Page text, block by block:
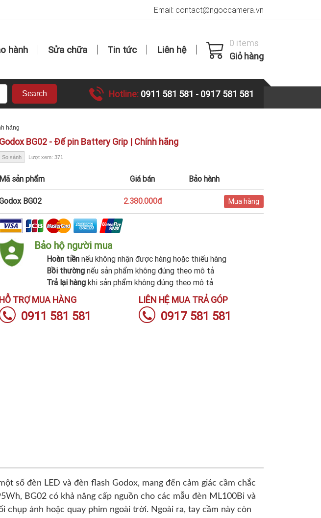
Email: contact@ngoccamera.vn
hành Sửa chữa Tin tức Liên hệ
0 items
Giỏ hàng
Search Hotline: 0911 581 581 - 0917 581 581
hãng
Godox BG02 - Đế pin Battery Grip | Chính hãng
So sánh Lượt xem: 371
Mã sản phẩm Giá bán Bảo hành
BG02 2.380.000đ Mua hàng
Bảo hộ người mua
Hoàn tiền nếu không nhận được hàng hoặc thiếu hàng
Bồi thường nếu sản phẩm không đúng theo mô tả
Trả lại hàng khi sản phẩm không đúng theo mô tả
HỖ TRỢ MUA HÀNG
0911 581 581
LIÊN HỆ MUA TRẢ GÓP
0917 581 581
số đèn LED và đèn flash Godox, mang đến cảm giác cầm chắc
BG02 có khả năng cấp nguồn cho các mẫu đèn ML100Bi và
ảnh hoặc quay phim ngoài trời. Ngoài ra, tay cầm này còn